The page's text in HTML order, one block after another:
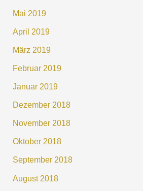
Mai 2019
April 2019
März 2019
Februar 2019
Januar 2019
Dezember 2018
November 2018
Oktober 2018
September 2018
August 2018